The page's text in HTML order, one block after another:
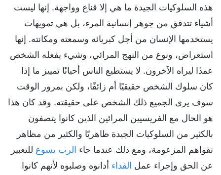
هذه السلوكيات الجيدة ما هي إلا قناع وواجهة. إنها ليست
أشياء تتدفق من جوهر إنسانية المرء، بل هي تمويهات
يستخدمها الإنسان من أجل كبريائه وسمعته ومكانته. إنها
استعراض، ونوع من النهج المرائي، وشيء يفعله الشخص
عمدًا ليراه الآخرون. لا يستطيع الناس أحيانًا تمييز ما إذا
كان سلوك الشخص حقيقيًا أم زائفًا، ولكن بمرور الوقت
سوف يرى الجميع ذلك الشخص على حقيقته. وقد كان هذا
هو الحال مع الفريسيين المرائين الذين كانوا يتصفون
بالكثير من السلوكيات الجيدة ظاهريًا والكثير من مظاهر
تقواهم المزعومة، ومع ذلك عندما جاء الرب يسوع للتعبير
عن الحق وإجراء عمل الفداء أدانوه وصلبوه لأنهم كانوا